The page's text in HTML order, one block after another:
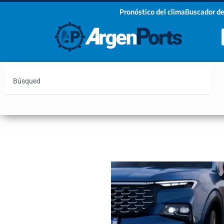
Pronóstico del climaBuscador
¡Sumate a nuestro Newsletter!
Email
Estoy de acuerdo con las condiciones y políticas